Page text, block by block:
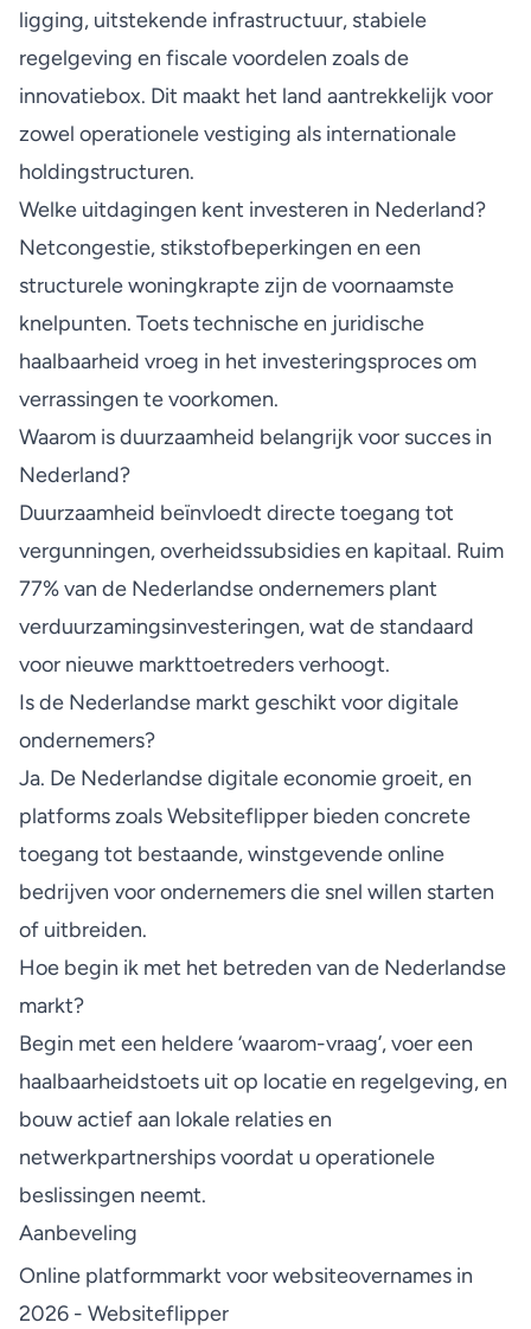
ligging, uitstekende infrastructuur, stabiele
regelgeving en fiscale voordelen zoals de
innovatiebox. Dit maakt het land aantrekkelijk voor
zowel operationele vestiging als internationale
holdingstructuren.
Welke uitdagingen kent investeren in Nederland?
Netcongestie, stikstofbeperkingen en een
structurele woningkrapte zijn de voornaamste
knelpunten. Toets technische en juridische
haalbaarheid vroeg in het investeringsproces om
verrassingen te voorkomen.
Waarom is duurzaamheid belangrijk voor succes in
Nederland?
Duurzaamheid beïnvloedt directe toegang tot
vergunningen, overheidssubsidies en kapitaal. Ruim
77% van de Nederlandse ondernemers plant
verduurzamingsinvesteringen, wat de standaard
voor nieuwe markttoetreders verhoogt.
Is de Nederlandse markt geschikt voor digitale
ondernemers?
Ja. De Nederlandse digitale economie groeit, en
platforms zoals Websiteflipper bieden concrete
toegang tot bestaande, winstgevende online
bedrijven voor ondernemers die snel willen starten
of uitbreiden.
Hoe begin ik met het betreden van de Nederlandse
markt?
Begin met een heldere ‘waarom-vraag’, voer een
haalbaarheidstoets uit op locatie en regelgeving, en
bouw actief aan lokale relaties en
netwerkpartnerships voordat u operationele
beslissingen neemt.
Aanbeveling
Online platformmarkt voor websiteovernames in
2026 - Websiteflipper